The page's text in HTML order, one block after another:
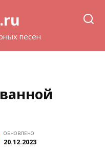
песен
ОБНОВЛЕНО
20.12.2023